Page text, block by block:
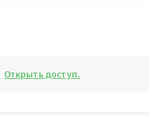
Открыть доступ.